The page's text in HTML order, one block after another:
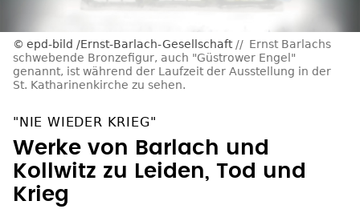
epd-bild /Ernst-Barlach-Gesellschaft
Ernst Barlachs
schwebende Bronzefigur, auch "Güstrower Engel"
genannt, ist während der Laufzeit der Ausstellung in der
St. Katharinenkirche zu sehen.
"NIE WIEDER KRIEG"
Werke von Barlach und
Kollwitz zu Leiden, Tod und
Krieg